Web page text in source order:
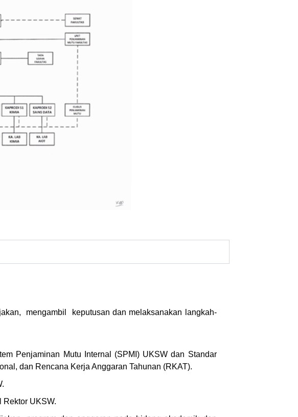
mengambil keputusan dan melaksanakan langkah-
Penjaminan Mutu Internal (SPMI) UKSW dan Standar
dan Rencana Kerja Anggaran Tahunan (RKAT).
Rektor UKSW.